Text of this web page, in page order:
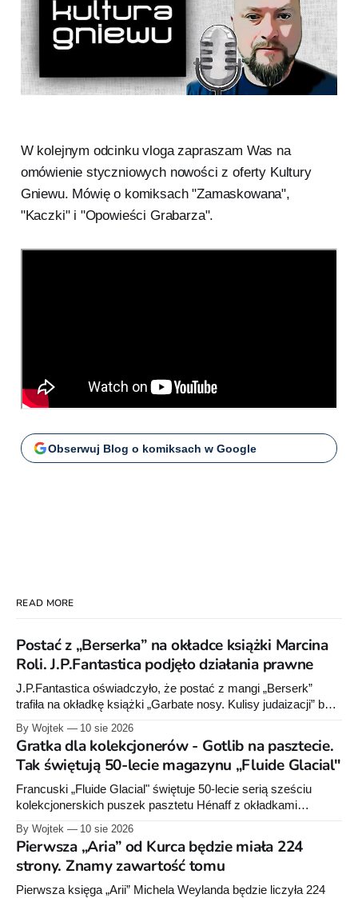
W kolejnym odcinku vloga zapraszam Was na
omówienie styczniowych nowości z oferty Kultury
Gniewu. Mówię o komiksach "Zamaskowana",
"Kaczki" i "Opowieści Grabarza".
Obserwuj Blog o komiksach w Google
READ MORE
Postać z „Berserka” na okładce książki Marcina
Roli. J.P.Fantastica podjęło działania prawne
J.P.Fantastica oświadczyło, że postać z mangi „Berserk”
trafiła na okładkę książki „Garbate nosy. Kulisy judaizacji” bez
działaniach prawnych, lecz nie ujawnił ich zakresu.
By Wojtek 10 sie 2026
Gratka dla kolekcjonerów - Gotlib na pasztecie.
Tak świętują 50-lecie magazynu „Fluide Glacial"
Francuski „Fluide Glacial" świętuje 50-lecie serią sześciu
kolekcjonerskich puszek pasztetu Hénaff z okładkami
na spożywce goszczą raczej superbohaterowie DC i Marvela.
Batmana na pasztecie chyba jeszcze nie było.
By Wojtek 10 sie 2026
Pierwsza „Aria” od Kurca będzie miała 224
strony. Znamy zawartość tomu
Pierwsza księga „Arii” Michela Weylanda będzie liczyła 224